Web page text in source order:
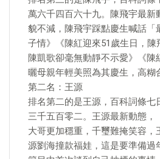
萬六千四百六十九。陳飛宇最新
貌不減，陳飛宇踩點慶生喊話「
子情》《陳紅迎來51歲生日，陳
陳凱歌卻毫無動靜不示愛》《陳
曬母親年輕美照為其慶生，高糊
第二名：王源
排名第二的是王源，百科詞條七
三千五百零二。王源最新動態，
大哥更加穩重，千璽難掩笑容，
源劉海撞款福娃，這是要準備過